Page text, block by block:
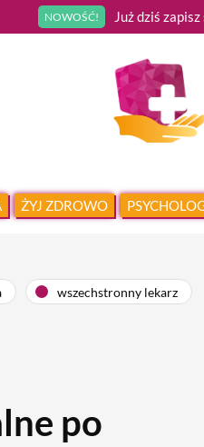
NOWOŚĆ! Już dziś
ŻYJ ZDROWO
wszechstronny lekarz
po